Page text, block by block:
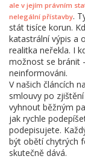
ale v jejím právním
nelegální přístavby.
stát tisíce korun.
katastrální výpis a
realitka neřekla. I
možnost se bránit
neinformováni.
V našich článcích
smlouvy po
vyhnout běžným
jak rychle
podepisujete.
být obětí chytrých
skutečně dává.